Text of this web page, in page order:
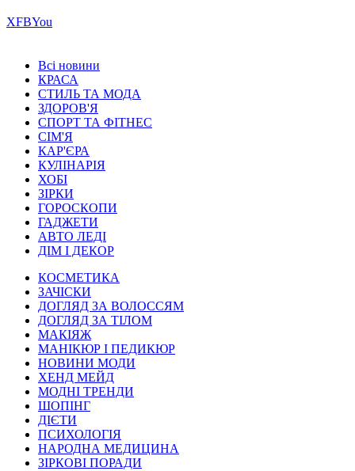
ХFBYou
Всі новини
КРАСА
СТИЛЬ ТА МОДА
ЗДОРОВ'Я
СПОРТ ТА ФІТНЕС
СІМ'Я
КАР'ЄРА
КУЛІНАРІЯ
ХОБІ
ЗІРКИ
ГОРОСКОПИ
ГАДЖЕТИ
АВТО ЛЕДІ
ДІМ І ДЕКОР
КОСМЕТИКА
ЗАЧІСКИ
ДОГЛЯД ЗА ВОЛОССЯМ
ДОГЛЯД ЗА ТІЛОМ
МАКІЯЖ
МАНІКЮР І ПЕДИКЮР
НОВИНИ МОДИ
ХЕНД МЕЙД
МОДНІ ТРЕНДИ
ШОПІНГ
ДІЄТИ
ПСИХОЛОГІЯ
НАРОДНА МЕДИЦИНА
ЗІРКОВІ ПОРАДИ